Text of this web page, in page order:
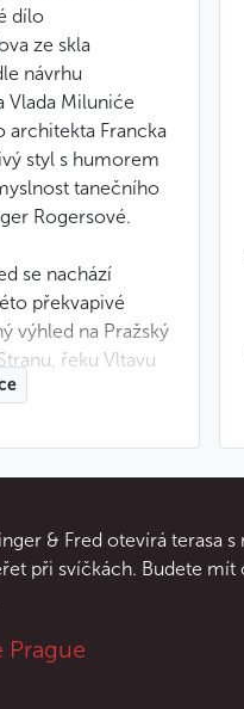
dílo
ze skla
návrhu
Vlada Miluniće
architekta Francka
styl s humorem
tanečního
Rogersové.
se nachází
překvapivé
výhled na Pražský
řeku Vltavu
upřednostňuje
nejen ve
a zcela
produkty
ji rozsáhlý vinný
& Fred otevírá terasa
při svíčkách. Budete mít
Prague